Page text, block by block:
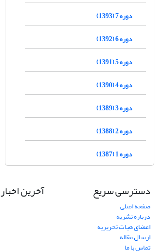
دوره 7 (1393)
دوره 6 (1392)
دوره 5 (1391)
دوره 4 (1390)
دوره 3 (1389)
دوره 2 (1388)
دوره 1 (1387)
دسترسی سریع
صفحه اصلی
درباره نشریه
اعضای هیات تحریریه
ارسال مقاله
تماس با ما
آخرین اخبار